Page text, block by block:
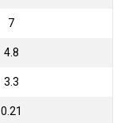
7
4.8
3.3
0.21